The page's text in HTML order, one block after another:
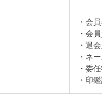
・会
・会
・退
・ネ
・委
・印